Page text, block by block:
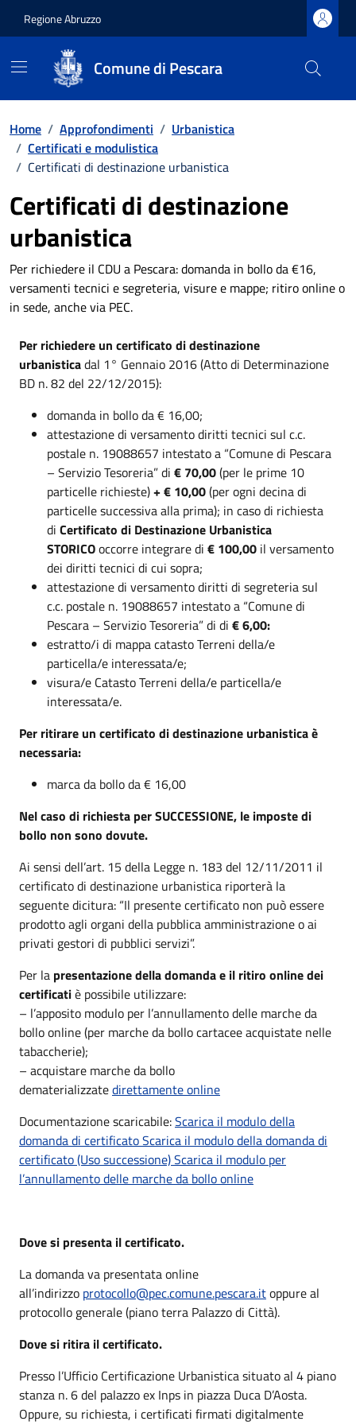
Regione Abruzzo
Comune di Pescara
Home / Approfondimenti / Urbanistica
/ Certificati e modulistica
/ Certificati di destinazione urbanistica
Certificati di destinazione
urbanistica
Per richiedere il CDU a Pescara: domanda in bollo da €16,
versamenti tecnici e segreteria, visure e mappe; ritiro online o
in sede, anche via PEC.
Per richiedere un certificato di destinazione
urbanisticadal 1° Gennaio 2016 (Atto di Determinazione
BD n. 82 del 22/12/2015):
domanda in bollo da € 16,00;
attestazione di versamento diritti tecnici sul c.c.
postale n. 19088657 intestato a “Comune di Pescara
– Servizio Tesoreria” di€ 70,00(per le prime 10
particelle richieste)+ € 10,00(per ogni decina di
particelle successiva alla prima); in caso di richiesta
diCertificato di Destinazione Urbanistica
STORICOoccorre integrare di€ 100,00 il versamento
dei diritti tecnici di cui sopra;
attestazione di versamento diritti di segreteria sul
c.c. postale n. 19088657 intestato a “Comune di
Pescara – Servizio Tesoreria” di di€ 6,00:
estratto/i di mappa catasto Terreni della/e
particella/e interessata/e;
visura/e Catasto Terreni della/e particella/e
interessata/e.
Per ritirare un certificato di destinazione urbanistica è
necessaria:
marca da bollo da € 16,00
Nel caso di richiesta per SUCCESSIONE, le imposte di
bollo non sono dovute.
Ai sensi dell’art. 15 della Legge n. 183 del 12/11/2011 il
certificato di destinazione urbanistica riporterà la
seguente dicitura: “Il presente certificato non può essere
prodotto agli organi della pubblica amministrazione o ai
privati gestori di pubblici servizi”.
Per la presentazione della domanda e il ritiro online dei
certificatiè possibile utilizzare:
– l’apposito modulo per l’annullamento delle marche da
bollo online (per marche da bollo cartacee acquistate nelle
tabaccherie);
– acquistare marche da bollo
dematerializzatedirettamente online
Documentazione scaricabile:Scarica il modulo della
domanda di certificatoScarica il modulo della domanda di
certificato (Uso successione)Scarica il modulo per
l’annullamento delle marche da bollo online
Dove si presenta il certificato.
La domanda va presentata online
all’indirizzo protocollo@pec.comune.pescara.itoppure al
protocollo generale (piano terra Palazzo di Città).
Dove si ritira il certificato.
Presso l’Ufficio Certificazione Urbanistica situato al 4 piano
stanza n. 6 del palazzo ex Inps in piazza Duca D’Aosta.
Oppure, su richiesta, i certificati firmati digitalmente